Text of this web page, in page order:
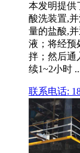
本发明提供
酸洗装置,
量的盐酸,
液；将经预
拌；然后通
续1~2小时
联系电话: